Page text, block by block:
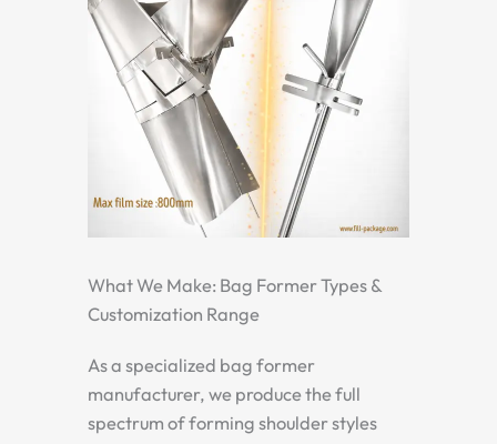
What We Make: Bag Former Types &
Customization Range
As a specialized bag former
manufacturer, we produce the full
spectrum of forming shoulder styles